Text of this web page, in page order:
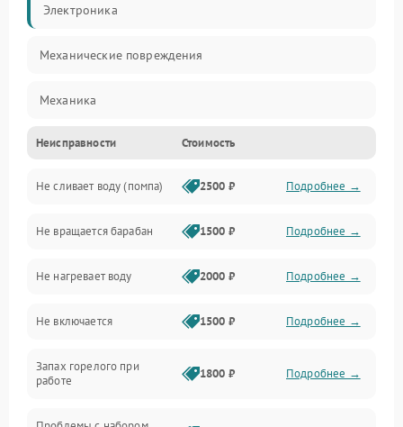
Электроника
Механические повреждения
Механика
Электропитание
Водоснабжение
Слив
Программное обеспечение
Неисправности Стоимость
Не сливает воду (помпа) 2500 ₽ Подробнее →
Не вращается барабан 1500 ₽ Подробнее →
Не нагревает воду 2000 ₽ Подробнее →
Не включается 1500 ₽ Подробнее →
Запах горелого при
работе
1800 ₽ Подробнее →